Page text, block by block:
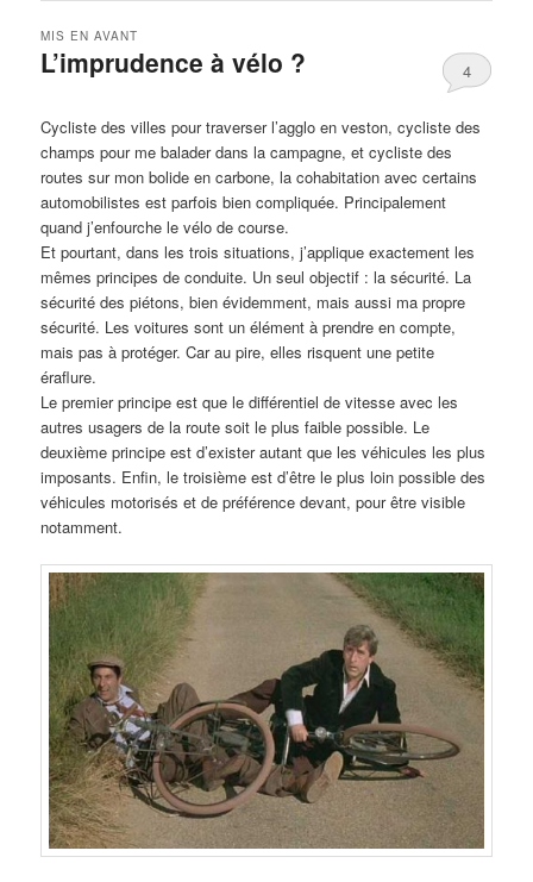
L’imprudence à vélo ?
MIS EN AVANT
4
Cycliste des villes pour traverser l’agglo en veston, cycliste des
champs pour me balader dans la campagne, et cycliste des
routes sur mon bolide en carbone, la cohabitation avec certains
automobilistes est parfois bien compliquée. Principalement
quand j’enfourche le vélo de course.
Et pourtant, dans les trois situations, j’applique exactement les
mêmes principes de conduite. Un seul objectif : la sécurité. La
sécurité des piétons, bien évidemment, mais aussi ma propre
sécurité. Les voitures sont un élément à prendre en compte,
mais pas à protéger. Car au pire, elles risquent une petite
éraflure.
Le premier principe est que le différentiel de vitesse avec les
autres usagers de la route soit le plus faible possible. Le
deuxième principe est d’exister autant que les véhicules les plus
imposants. Enfin, le troisième est d’être le plus loin possible des
véhicules motorisés et de préférence devant, pour être visible
notamment.